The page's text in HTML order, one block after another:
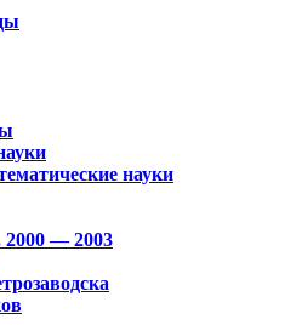
науки
— 2003